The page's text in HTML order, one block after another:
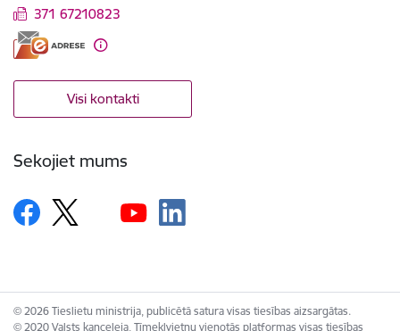
371 67210823
Visi kontakti
Sekojiet mums
© 2026 Tieslietu ministrija, publicētā satura visas tiesības aizsargātas.
© 2020 Valsts kanceleja, Tīmekļvietņu vienotās platformas visas tiesības